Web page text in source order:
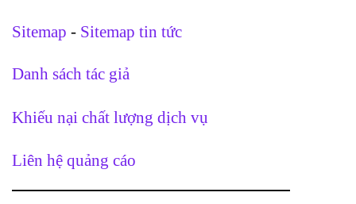
Sitemap - Sitemap tin tức
Danh sách tác giả
Khiếu nại chất lượng dịch vụ
Liên hệ quảng cáo